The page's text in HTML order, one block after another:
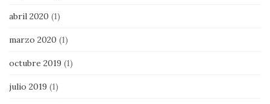
abril 2020 (1)
marzo 2020 (1)
octubre 2019 (1)
julio 2019 (1)